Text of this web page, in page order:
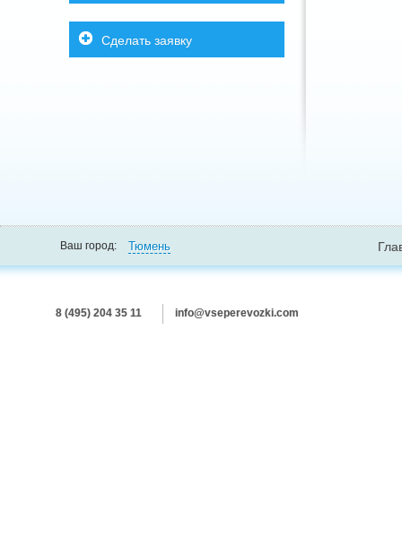
Сделать заявку
Ваш город: Тюмень
8 (495) 204 35 11 info@vseperevozki.com